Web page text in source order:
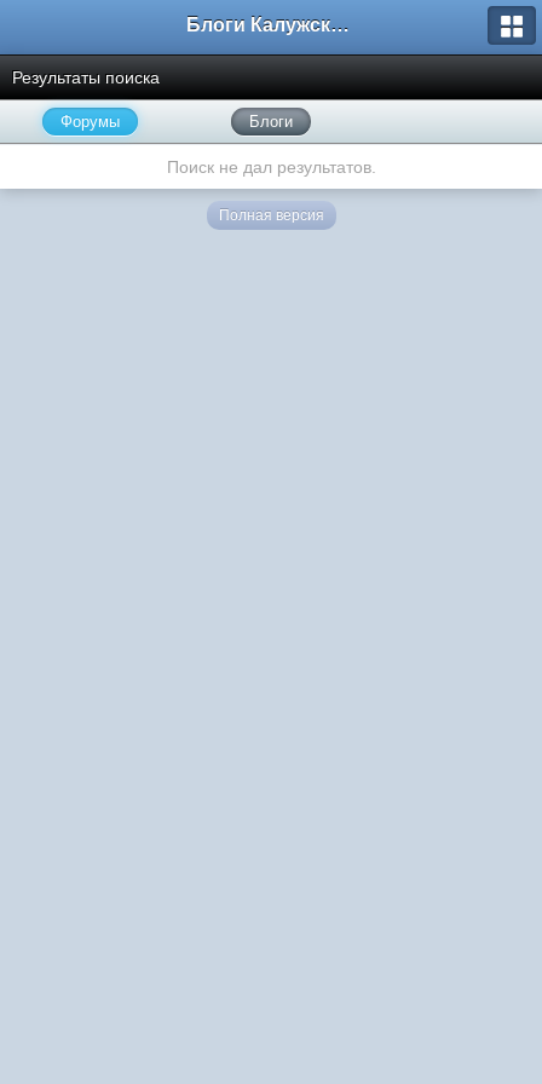
Блоги Калужского перекрестка
Результаты поиска
Форумы Блоги
Поиск не дал результатов.
Полная версия